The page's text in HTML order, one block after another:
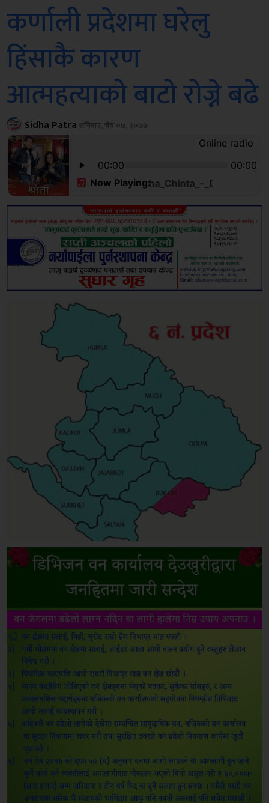
कर्णाली प्रदेशमा घरेलु
हिंसाकै कारण
आत्महत्याको बाटो रोज्ने बढे
Sidha Patra शनिबार, चैत्र ०७, २०७७